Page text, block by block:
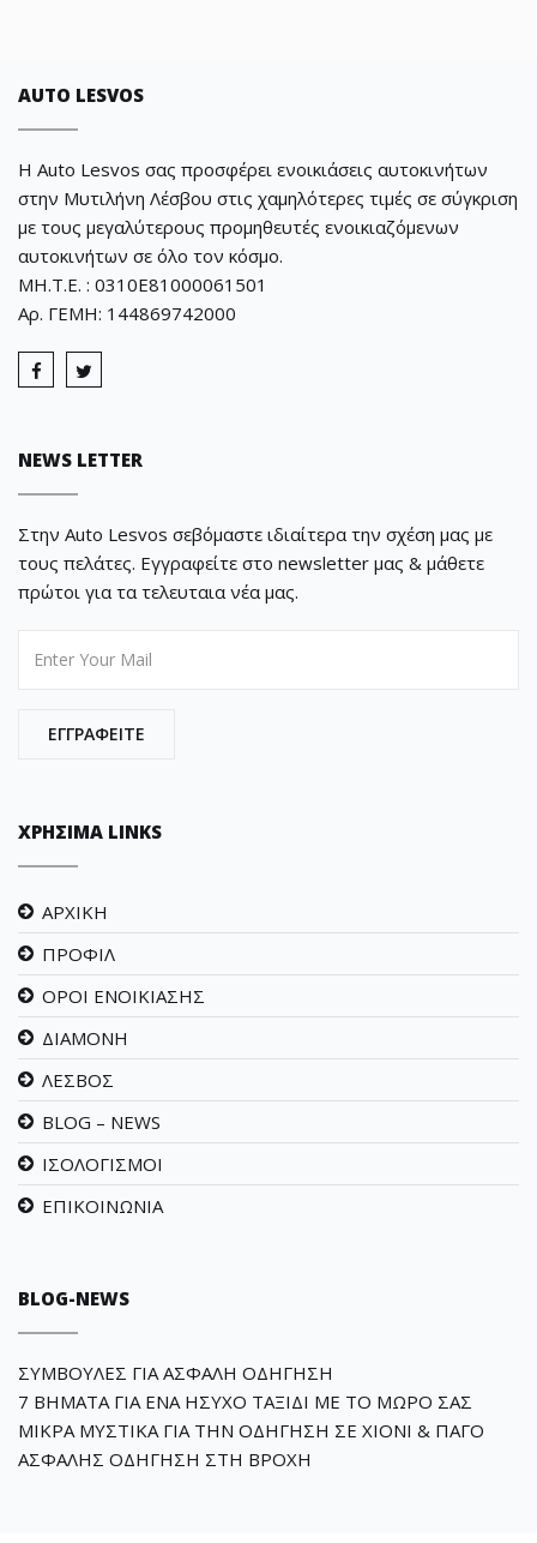
AUTO LESVOS
Η Auto Lesvos σας προσφέρει ενοικιάσεις αυτοκινήτων
στην Μυτιλήνη Λέσβου στις χαμηλότερες τιμές σε σύγκριση
με τους μεγαλύτερους προμηθευτές ενοικιαζόμενων
αυτοκινήτων σε όλο τον κόσμο.
ΜΗ.Τ.Ε. : 0310E81000061501
Αρ. ΓΕΜΗ: 144869742000
NEWS LETTER
Στην Auto Lesvos σεβόμαστε ιδιαίτερα την σχέση μας με
τους πελάτες. Εγγραφείτε στο newsletter μας & μάθετε
πρώτοι για τα τελευταια νέα μας.
ΧΡΗΣΙΜΑ LINKS
ΑΡΧΙΚΗ
ΠΡΟΦΙΛ
ΟΡΟΙ ΕΝΟΙΚΙΑΣΗΣ
ΔΙΑΜΟΝΗ
ΛΕΣΒΟΣ
BLOG – NEWS
ΙΣΟΛΟΓΙΣΜΟΙ
ΕΠΙΚΟΙΝΩΝΙΑ
BLOG-NEWS
ΣΥΜΒΟΥΛΕΣ ΓΙΑ ΑΣΦΑΛΗ ΟΔΗΓΗΣΗ
7 ΒΗΜΑΤΑ ΓΙΑ ΕΝΑ ΗΣΥΧΟ ΤΑΞΙΔΙ ΜΕ ΤΟ ΜΩΡΟ ΣΑΣ
ΜΙΚΡΑ ΜΥΣΤΙΚΑ ΓΙΑ ΤΗΝ ΟΔΗΓΗΣΗ ΣΕ ΧΙΟΝΙ & ΠΑΓΟ
ΑΣΦΑΛΗΣ ΟΔΗΓΗΣΗ ΣΤΗ ΒΡΟΧΗ